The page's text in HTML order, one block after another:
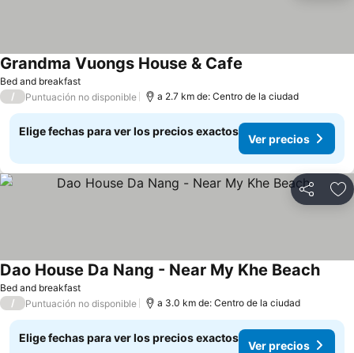
Bed and breakfast
Grandma Vuongs House & Cafe
/ Puntuación no disponible a 2.7 km de: Centro de la ciudad
Elige fechas para ver los precios exactos
Ver precios
Compartir
Bed and breakfast
Dao House Da Nang - Near My Khe BeachVer
/ Puntuación no disponible a 3.0 km de: Centro de la ciudad
Elige fechas para ver los precios exactos
Ver precios